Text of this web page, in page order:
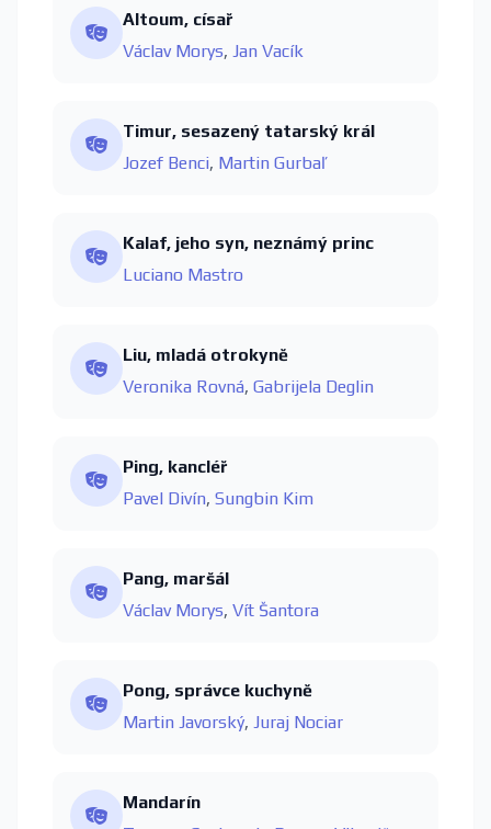
Altoum, císař
Václav Morys, Jan Vacík
Timur, sesazený tatarský král
Jozef Benci, Martin Gurbaľ
Kalaf, jeho syn, neznámý princ
Luciano Mastro
Liu, mladá otrokyně
Veronika Rovná, Gabrijela Deglin
Ping, kancléř
Pavel Divín, Sungbin Kim
Pang, maršál
Václav Morys, Vít Šantora
Pong, správce kuchyně
Martin Javorský, Juraj Nociar
Mandarín